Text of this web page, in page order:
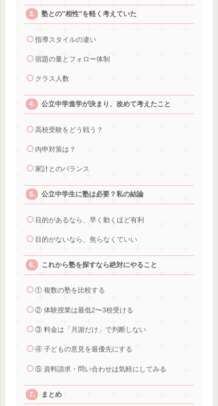
塾との”相性”を軽く考えていた
指導スタイルの違い
宿題の量とフォロー体制
クラス人数
公立中学進学が決まり、改めて考えたこと
高校受験をどう戦う？
内申対策は？
家計とのバランス
公立中学生に塾は必要？私の結論
目的があるなら、早く動くほど有利
目的がないなら、焦らなくていい
これから塾を探すなら絶対にやること
① 複数の塾を比較する
② 体験授業は最低2〜3校受ける
③ 料金は「月謝だけ」で判断しない
④ 子どもの意見を最優先にする
⑤ 資料請求・問い合わせは気軽にしてみる
まとめ